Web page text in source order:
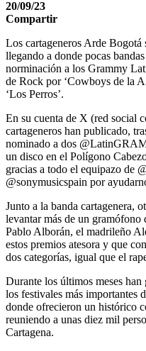
20/09/23
Compartir
Los cartageneros Arde
llegando a donde pocas
norminación a los Grammy
de Rock por ‘Cowboys de la
‘Los Perros’.
En su cuenta de X (red social
cartageneros han publicado,
nominado a dos
un disco en el Polígono
gracias a todo el equipazo de
@sonymusicspain por
Junto a la banda cartagenera,
levantar más de un gramófono
Pablo Alborán, el madrileño
estos premios atesora y que
dos categorías, igual que el
Durante los últimos meses
los festivales más importantes
donde ofrecieron un histórico
reuniendo a unas diez mil
Cartagena.